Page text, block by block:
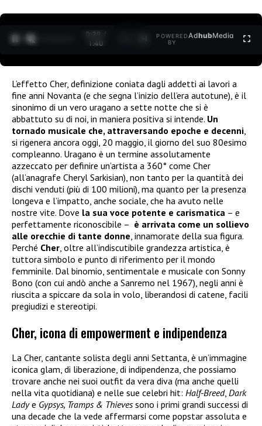
0:30 /
1:40
POWERED
BY
AdhubMedia
L’effetto Cher, definizione coniata dagli addetti ai lavori a
fine anni Novanta (e che segna l’inizio dell’era autotune), è il
sinonimo di un vero uragano a sette notte che si è
abbattuto su di noi, in maniera positiva si intende. Un
tornado musicale che, attraversando epoche e decenni
si rigenera ancora oggi, 20 maggio, il giorno del suo 80esimo
compleanno. Uragano è un termine assolutamente
azzeccato per definire un’artista a 360° come Cher
(all’anagrafe Cheryl Sarkisian), non tanto per la quantità dei
dischi venduti (più di 100 milioni), ma quanto per la presenza
longeva e l’impatto, anche sociale, che ha avuto nelle
nostre vite. Dove la sua voce potente e carismatica – e
perfettamente riconoscibile – è arrivata come un sollievo
alle orecchie di tante donne , innamorate della sua figura.
Perché Cher , oltre all’indiscutibile grandezza artistica, è
tuttora simbolo e punto di riferimento per il mondo
femminile. Dal binomio, sentimentale e musicale con Sonny
Bono (con cui andò anche a Sanremo nel 1967), negli anni è
riuscita a spiccare da sola in volo, liberandosi di catene, facili
pregiudizi e stereotipi.
Cher, icona di empowerment e indipendenza
La Cher, cantante solista degli anni Settanta, è un’immagine
iconica glam, di liberazione, di indipendenza, che possiamo
trovare anche nei suoi outfit da vera diva (ma anche quelli
nella vita quotidiana) e nelle sue celebri hit: Half-Breed, Dark
Ladye Gypsys, Tramps & Thievessono i primi grandi successi di
una decade che la vede affermarsi come popstar assoluta e